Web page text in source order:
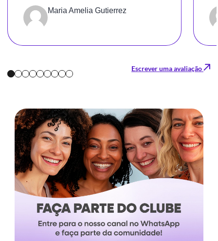
entregue dentro do prazo. Super indico!!!
Gratidão!!!
Maria Amelia Gutierrez
Escrever uma avaliação